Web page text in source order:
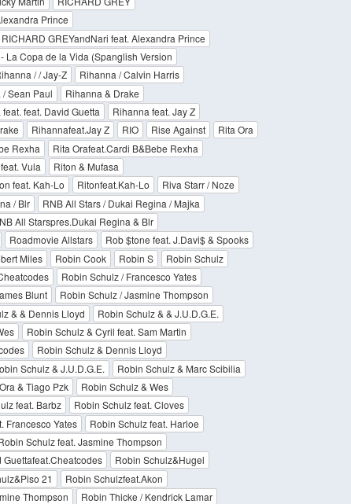
Prince
RICHARD GREYandNari feat. Alexandra Prince
La Copa de la Vida (Spanglish Version
/ / Jay-Z
Rihanna / Calvin Harris
Sean Paul
Rihanna & Drake
feat. David Guetta
Rihanna feat. Jay Z
Rihannafeat.Jay Z RIO Rise Against
Rita Ora
Rexha
Rita Orafeat.Cardi B&Bebe Rexha
Vula
Riton & Mufasa
feat. Kah-Lo Ritonfeat.Kah-Lo
Riva Starr / Noze
/ Blr
RNB All Stars / Dukai Regina / Majka
All Starspres.Dukai Regina & Blr
Roadmovie Allstars
Rob $tone feat. J.Davi$ & Spooks
Miles Robin Cook Robin S
Robin Schulz
Robin Schulz / Francesco Yates
Blunt
Robin Schulz / Jasmine Thompson
& & Dennis Lloyd
Robin Schulz & & J.U.D.G.E.
Robin Schulz & Cyril feat. Sam Martin
Robin Schulz & Dennis Lloyd
Schulz & J.U.D.G.E.
Robin Schulz & Marc Scibilia
& Tiago Pzk
Robin Schulz & Wes
feat. Barbz
Robin Schulz feat. Cloves
Francesco Yates
Robin Schulz feat. Harloe
Schulz feat. Jasmine Thompson
Robin Schulz&Hugel
21
Robin Schulzfeat.Akon
Thompson
Robin Thicke / Kendrick Lamar